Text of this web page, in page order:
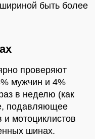
быть более
проверяют
мужчин и 4%
в неделю (как
подавляющее
мотоциклистов
шинах.